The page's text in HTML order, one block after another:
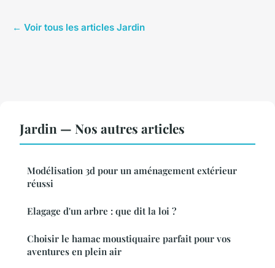
← Voir tous les articles Jardin
Jardin — Nos autres articles
Modélisation 3d pour un aménagement extérieur
réussi
Elagage d'un arbre : que dit la loi ?
Choisir le hamac moustiquaire parfait pour vos
aventures en plein air